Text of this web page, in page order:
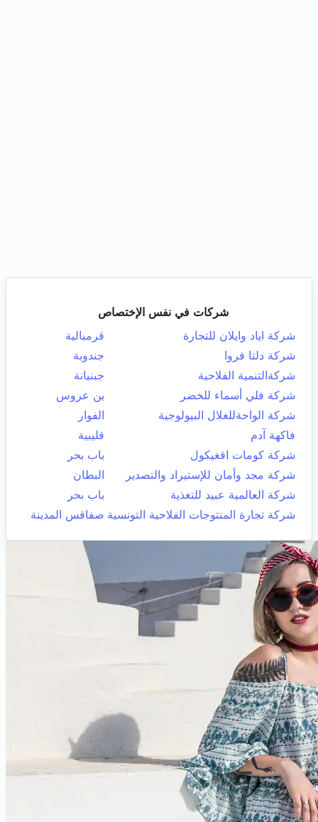
شركات في نفس الإختصاص
شركة اياد وايلان للتجارة
قرمبالية
شركة دلتا فروا
جندوبة
شركةالتنمية الفلاحية
جبنيانة
شركة فلي أسماء للخضر
بن عروس
شركة الواحةللغلال البيولوجية
الفوار
فاكهة آدم
قليبية
شركة كومات اقغيكول
باب بحر
شركة مجد وأمان للإستيراد والتصدير
البطان
شركة العالمية عبيد للتغذية
باب بحر
شركة تجارة المنتوجات الفلاحية التونسية صفاقس المدينة